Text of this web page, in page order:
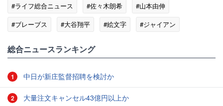
#ライフ総合ニュース #佐々木朗希
#山本由伸
#ブレーブス
#大谷翔平 #絵文字 #ジャイアン
総合ニュースランキング
1 中日が新庄監督招聘を検討か
2 大量注文キャンセル43億円以上か